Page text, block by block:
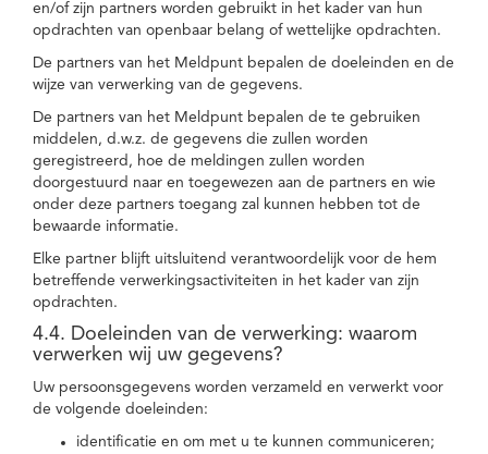
en/of zijn partners worden gebruikt in het kader van hun
opdrachten van openbaar belang of wettelijke opdrachten.
De partners van het Meldpunt bepalen de doeleinden en de
wijze van verwerking van de gegevens.
De partners van het Meldpunt bepalen de te gebruiken
middelen, d.w.z. de gegevens die zullen worden
geregistreerd, hoe de meldingen zullen worden
doorgestuurd naar en toegewezen aan de partners en wie
onder deze partners toegang zal kunnen hebben tot de
bewaarde informatie.
Elke partner blijft uitsluitend verantwoordelijk voor de hem
betreffende verwerkingsactiviteiten in het kader van zijn
opdrachten.
4.4. Doeleinden van de verwerking: waarom
verwerken wij uw gegevens?
Uw persoonsgegevens worden verzameld en verwerkt voor
de volgende doeleinden:
identificatie en om met u te kunnen communiceren;